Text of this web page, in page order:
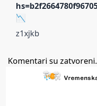
📉
z1xjkb
Komentari su zatvoreni.